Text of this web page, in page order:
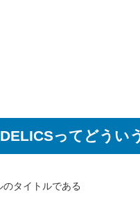
ってどうい
タイトルである